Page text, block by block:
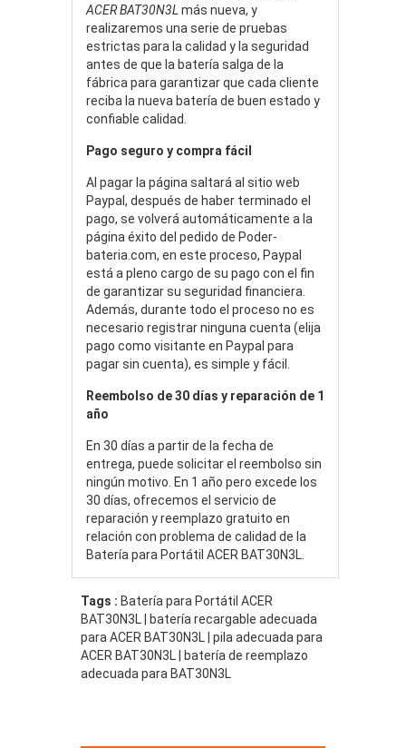
ACER BAT30N3L más nueva, y
realizaremos una serie de pruebas
estrictas para la calidad y la seguridad
antes de que la batería salga de la
fábrica para garantizar que cada cliente
reciba la nueva batería de buen estado y
confiable calidad.
Pago seguro y compra fácil
Al pagar la página saltará al sitio web
Paypal, después de haber terminado el
pago, se volverá automáticamente a la
página éxito del pedido de Poder-
bateria.com, en este proceso, Paypal
está a pleno cargo de su pago con el fin
de garantizar su seguridad financiera.
Además, durante todo el proceso no es
necesario registrar ninguna cuenta (elija
pago como visitante en Paypal para
pagar sin cuenta), es simple y fácil.
Reembolso de 30 días y reparación de 1
año
En 30 días a partir de la fecha de
entrega, puede solicitar el reembolso sin
ningún motivo. En 1 año pero excede los
30 días, ofrecemos el servicio de
reparación y reemplazo gratuito en
relación con problema de calidad de la
Batería para Portátil ACER BAT30N3L.
Tags : Batería para Portátil ACER
BAT30N3L | batería recargable adecuada
para ACER BAT30N3L | pila adecuada para
ACER BAT30N3L | batería de reemplazo
adecuada para BAT30N3L